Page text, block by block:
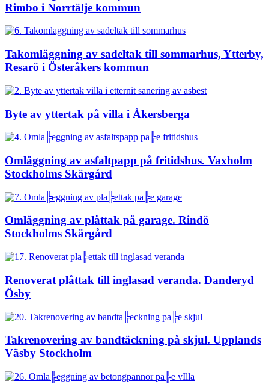
Rimbo i Norrtälje kommun
Takomläggning av sadeltak till sommarhus, Ytterby,
Resarö i Österåkers kommun
Byte av yttertak på villa i Åkersberga
Omläggning av asfaltpapp på fritidshus. Vaxholm
Stockholms Skärgård
Omläggning av plåttak på garage. Rindö
Stockholms Skärgård
Renoverat plåttak till inglasad veranda. Danderyd
Ösby
Takrenovering av bandtäckning på skjul. Upplands
Väsby Stockholm